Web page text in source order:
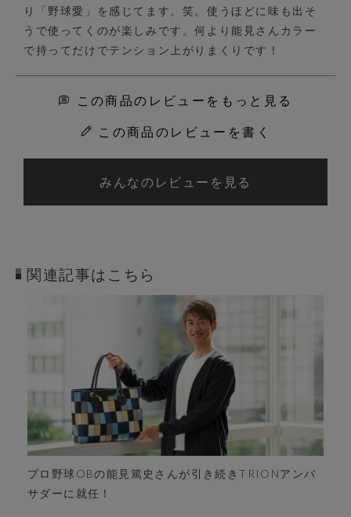
り「野球愛」を感じてます。笑。使うほどに味も出そ
うで使ってくのが楽しみです。何より能見さんカラー
で持ってだけでテンション上がりまくりです！
この商品のレビューをもっと見る
この商品のレビューを書く
みんなのレビューを見る
関連記事はこちら
能見篤史×TRION コラボ第3弾にキャンバストートが